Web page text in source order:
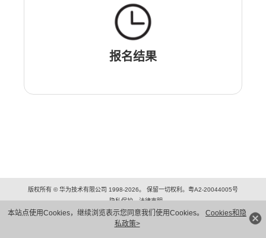
本站点使用Cookies，继续浏览表示您同意我们使用Cookies。 Cookies和隐
私政策>
报名结果
版权所有 © 华为技术有限公司 1998-2026。 保留一切权利。粤A2-20044005号
隐私保护
法律声明